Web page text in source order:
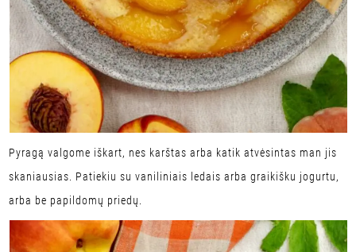
Pyragą valgome iškart, nes karštas arba katik atvėsintas man jis
skaniausias. Patiekiu su vaniliniais ledais arba graikišku jogurtu,
arba be papildomų priedų.